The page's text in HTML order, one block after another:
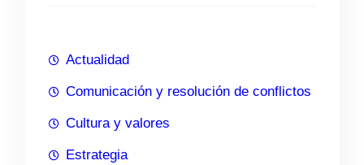
Actualidad
Comunicación y resolución de conflictos
Cultura y valores
Estrategia